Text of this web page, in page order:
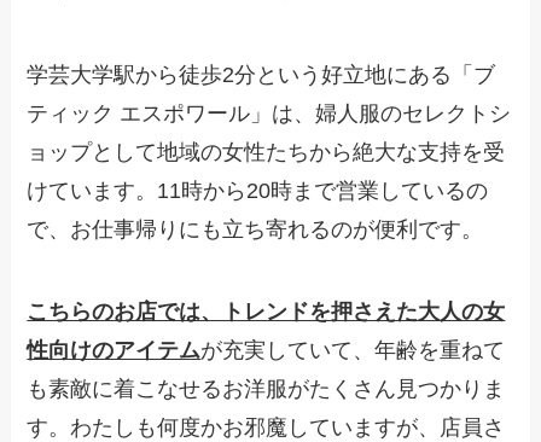
学芸大学駅から徒歩2分という好立地にある「ブ
ティック エスポワール」は、婦人服のセレクトシ
ョップとして地域の女性たちから絶大な支持を受
けています。11時から20時まで営業しているの
で、お仕事帰りにも立ち寄れるのが便利です。
こちらのお店では、トレンドを押さえた大人の女
性向けのアイテムが充実していて、年齢を重ねて
も素敵に着こなせるお洋服がたくさん見つかりま
す。わたしも何度かお邪魔していますが、店員さ